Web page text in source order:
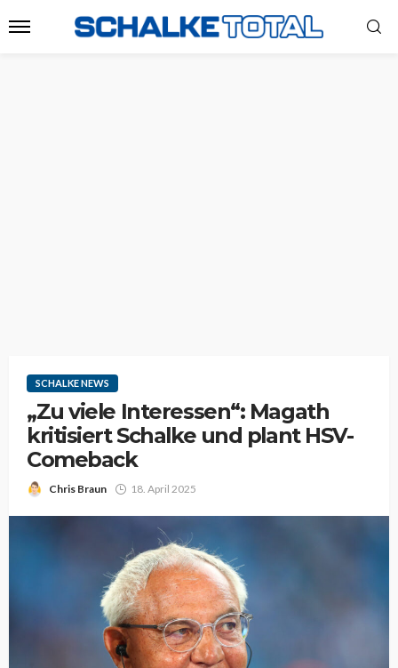
SCHALKE NEWS
„Zu viele Interessen“: Magath
kritisiert Schalke und plant HSV-
Comeback
Chris Braun 18. April 2025